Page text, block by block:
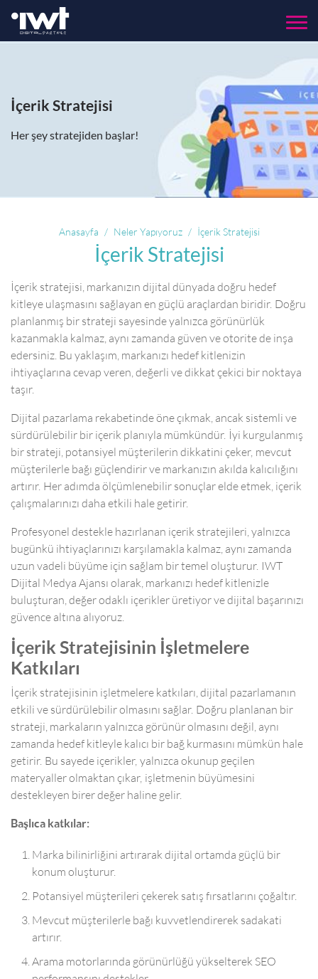
Menü
İçerik Stratejisi
Her şey stratejiden başlar!
Anasayfa Neler Yapıyoruz İçerik Stratejisi
İçerik Stratejisi
İçerik stratejisi, markanızın dijital dünyada doğru hedef
kitleye ulaşmasını sağlayan en güçlü araçlardan biridir. Doğru
planlanmış bir strateji sayesinde yalnızca görünürlük
kazanmakla kalmaz, aynı zamanda güven ve otorite de inşa
edersiniz. Bu yaklaşım, markanızı hedef kitlenizin
ihtiyaçlarına cevap veren, değerli ve dikkat çekici bir noktaya
taşır.
Dijital pazarlama rekabetinde öne çıkmak, ancak sistemli ve
sürdürülebilir bir içerik planıyla mümkündür. İyi kurgulanmış
bir strateji, potansiyel müşterilerin dikkatini çeker, mevcut
müşterilerle bağı güçlendirir ve markanızın akılda kalıcılığını
artırır. Her adımda ölçümlenebilir sonuçlar elde etmek, içerik
çalışmalarınızı daha etkili hale getirir.
Profesyonel destekle hazırlanan içerik stratejileri, yalnızca
bugünkü ihtiyaçlarınızı karşılamakla kalmaz, aynı zamanda
uzun vadeli büyüme için sağlam bir temel oluşturur. IWT
Dijital Medya Ajansı olarak, markanızı hedef kitlenizle
buluşturan, değer odaklı içerikler üretiyor ve dijital başarınızı
güvence altına alıyoruz.
İçerik Stratejisinin İşletmelere
Katkıları
İçerik stratejisinin işletmelere katkıları, dijital pazarlamanın
etkili ve sürdürülebilir olmasını sağlar. Doğru planlanan bir
strateji, markaların yalnızca görünür olmasını değil, aynı
zamanda hedef kitleyle kalıcı bir bağ kurmasını mümkün hale
getirir. Bu sayede içerikler, yalnızca okunup geçilen
materyaller olmaktan çıkar, işletmenin büyümesini
destekleyen birer değer haline gelir.
Başlıca katkılar:
Marka bilinirliğini artırarak dijital ortamda güçlü bir
konum oluşturur.
Potansiyel müşterileri çekerek satış fırsatlarını çoğaltır.
Mevcut müşterilerle bağı kuvvetlendirerek sadakati
artırır.
Arama motorlarında görünürlüğü yükselterek SEO